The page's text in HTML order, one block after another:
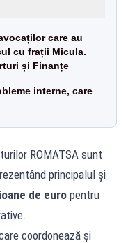
care au
cu frații Micula.
și Finanțe
interne, care
ROMATSA sunt
principalul și
de euro pentru
coordonează și